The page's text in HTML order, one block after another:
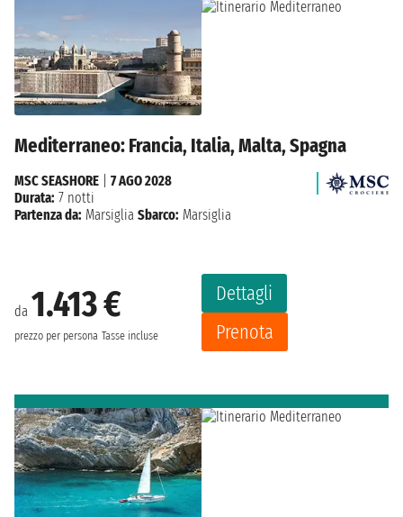
Mediterraneo: Francia, Italia, Malta, Spagna
da 1.413 €
prezzo per persona Tasse incluse
Dettagli
Prenota
MSC SEASHORE
7 AGO 2028
Durata: 7 notti
Partenza da: Marsiglia Sbarco: Marsiglia